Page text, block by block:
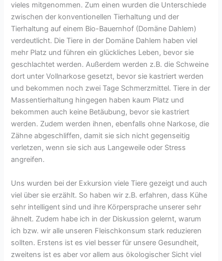
vieles mitgenommen. Zum einen wurden die Unterschiede
zwischen der konventionellen Tierhaltung und der
Tierhaltung auf einem Bio-Bauernhof (Domäne Dahlem)
verdeutlicht. Die Tiere in der Domäne Dahlem haben viel
mehr Platz und führen ein glückliches Leben, bevor sie
geschlachtet werden. Außerdem werden z.B. die Schweine
dort unter Vollnarkose gesetzt, bevor sie kastriert werden
und bekommen noch zwei Tage Schmerzmittel. Tiere in der
Massentierhaltung hingegen haben kaum Platz und
bekommen auch keine Betäubung, bevor sie kastriert
werden. Zudem werden ihnen, ebenfalls ohne Narkose, die
Zähne abgeschliffen, damit sie sich nicht gegenseitig
verletzen, wenn sie sich aus Langeweile oder Stress
angreifen.
Uns wurden bei der Exkursion viele Tiere gezeigt und auch
viel über sie erzählt. So haben wir z.B. erfahren, dass Kühe
sehr intelligent sind und ihre Körpersprache unserer sehr
ähnelt. Zudem habe ich in der Diskussion gelernt, warum
ich bzw. wir alle unseren Fleischkonsum stark reduzieren
sollten. Erstens ist es viel besser für unsere Gesundheit,
zweitens ist es aber vor allem aus ökologischer Sicht viel